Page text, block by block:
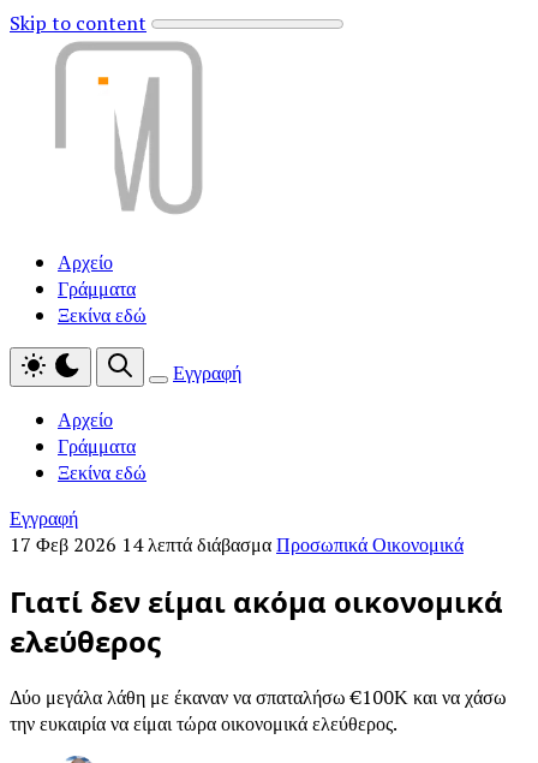
Skip to content
Αρχείο
Γράμματα
Ξεκίνα εδώ
Εγγραφή
Αρχείο
Γράμματα
Ξεκίνα εδώ
Εγγραφή
17 Φεβ 2026 14 λεπτά διάβασμαΠροσωπικά Οικονομικά
Γιατί δεν είμαι ακόμα οικονομικά
ελεύθερος
Δύο μεγάλα λάθη με έκαναν να σπαταλήσω €100Κ και να χάσω
την ευκαιρία να είμαι τώρα οικονομικά ελεύθερος.